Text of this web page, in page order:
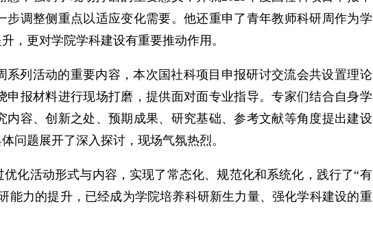
调整侧重点以适应变化需要。他还重申了青年教师科研周作为学
，更对学院学科建设有重要推动作用。
列活动的重要内容，本次国社科项目申报研讨交流会共设置理论
报材料进行现场打磨，提供面对面专业指导。专家们结合自身学
容、创新之处、预期成果、研究基础、参考文献等角度提出建设
问题展开了深入探讨，现场气氛热烈。
化活动形式与内容，实现了常态化、规范化和系统化，践行了“有
能力的提升，已经成为学院培养科研新生力量、强化学科建设的重